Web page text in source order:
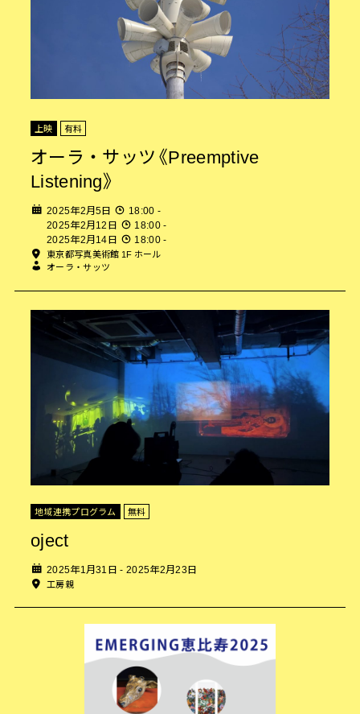
上映 有料
オーラ・サッツ《Preemptive
Listening》
2025年2月5日
18:00 -
2025年2月12日
18:00 -
2025年2月14日
18:00 -
東京都写真美術館 1F ホール
オーラ・サッツ
地域連携プログラム 無料
oject
2025年1月31日 - 2025年2月23日
工房親